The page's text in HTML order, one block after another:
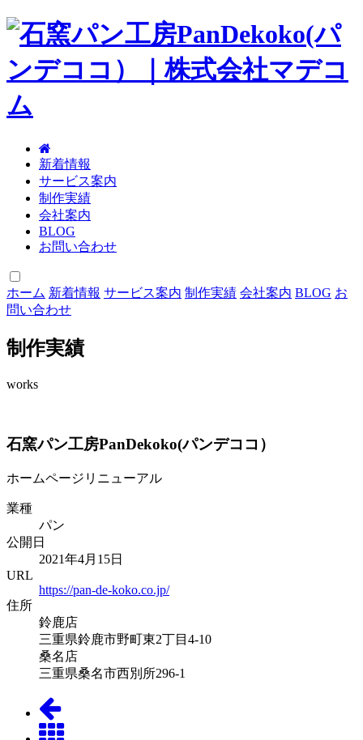
新着情報
サービス案内
制作実績
会社案内
BLOG
お問い合わせ
ホーム 新着情報 サービス案内 制作実績 会社案内 BLOG お
問い合わせ
制作実績
works
石窯パン工房PanDekoko(パンデココ）
ホームページリニューアル
業種
パン
公開日
2021年4月15日
URL
https://pan-de-koko.co.jp/
住所
鈴鹿店
三重県鈴鹿市野町東2丁目4-10
桑名店
三重県桑名市西別所296-1